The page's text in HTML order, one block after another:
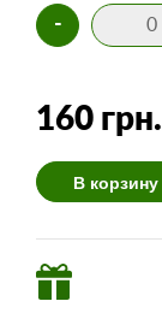
-
160 грн.
В корзину